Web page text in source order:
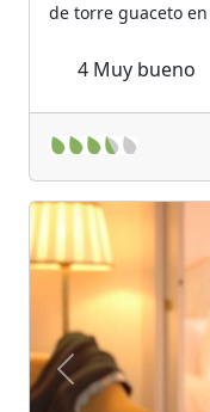
de torre guaceto
4 Muy bueno
Previous